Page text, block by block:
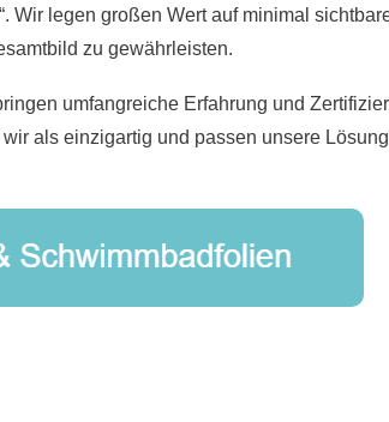
Wir legen großen Wert auf minimal
zu gewährleisten.
umfangreiche Erfahrung und
als einzigartig und passen unsere